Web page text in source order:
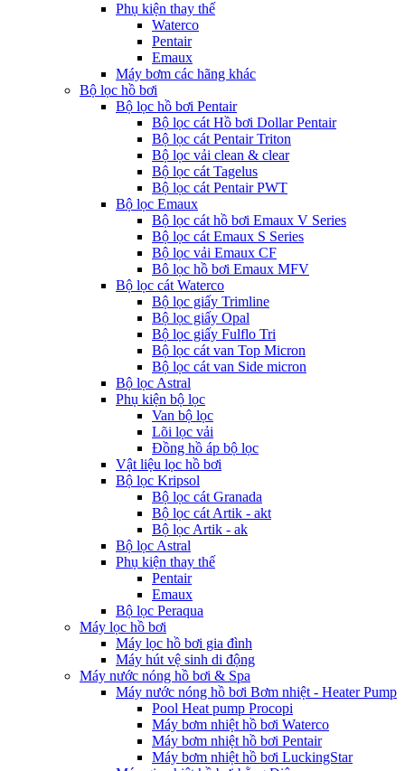
Phụ kiện thay thế
Waterco
Pentair
Emaux
Máy bơm các hãng khác
Bộ lọc hồ bơi
Bộ lọc hồ bơi Pentair
Bộ lọc cát Hồ bơi Dollar Pentair
Bộ lọc cát Pentair Triton
Bộ lọc vải clean & clear
Bộ lọc cát Tagelus
Bộ lọc cát Pentair PWT
Bộ lọc Emaux
Bộ lọc cát hồ bơi Emaux V Series
Bộ lọc cát Emaux S Series
Bộ lọc vải Emaux CF
Bô lọc hồ bơi Emaux MFV
Bộ lọc cát Waterco
Bộ lọc giấy Trimline
Bộ lọc giấy Opal
Bộ lọc giấy Fulflo Tri
Bộ lọc cát van Top Micron
Bộ lọc cát van Side micron
Bộ lọc Astral
Phụ kiện bộ lọc
Van bộ lọc
Lõi lọc vải
Đồng hồ áp bộ lọc
Vật liệu lọc hồ bơi
Bộ lọc Kripsol
Bộ lọc cát Granada
Bộ lọc cát Artik - akt
Bộ lọc Artik - ak
Bộ lọc Astral
Phụ kiện thay thế
Pentair
Emaux
Bộ lọc Peraqua
Máy lọc hồ bơi
Máy lọc hồ bơi gia đình
Máy hút vệ sinh di động
Máy nước nóng hồ bơi & Spa
Máy nước nóng hồ bơi Bơm nhiệt - Heater Pump
Pool Heat pump Procopi
Máy bơm nhiệt hồ bơi Waterco
Máy bơm nhiệt hồ bơi Pentair
Máy bơm nhiệt hồ bơi LuckingStar